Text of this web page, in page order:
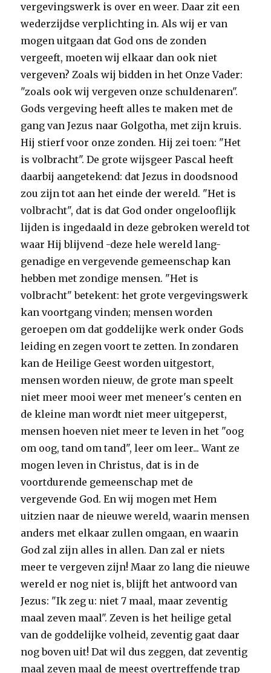
vergevingswerk is over en weer. Daar zit een
wederzijdse verplichting in. Als wij er van
mogen uitgaan dat God ons de zonden
vergeeft, moeten wij elkaar dan ook niet
vergeven? Zoals wij bidden in het Onze Vader:
"zoals ook wij vergeven onze schuldenaren".
Gods vergeving heeft alles te maken met de
gang van Jezus naar Golgotha, met zijn kruis.
Hij stierf voor onze zonden. Hij zei toen: "Het
is volbracht". De grote wijsgeer Pascal heeft
daarbij aangetekend: dat Jezus in doodsnood
zou zijn tot aan het einde der wereld. "Het is
volbracht", dat is dat God onder ongelooflijk
lijden is ingedaald in deze gebroken wereld tot
waar Hij blijvend -deze hele wereld lang-
genadige en vergevende gemeenschap kan
hebben met zondige mensen. "Het is
volbracht" betekent: het grote vergevingswerk
kan voortgang vinden; mensen worden
geroepen om dat goddelijke werk onder Gods
leiding en zegen voort te zetten. In zondaren
kan de Heilige Geest worden uitgestort,
mensen worden nieuw, de grote man speelt
niet meer mooi weer met meneer's centen en
de kleine man wordt niet meer uitgeperst,
mensen hoeven niet meer te leven in het "oog
om oog, tand om tand", leer om leer... Want ze
mogen leven in Christus, dat is in de
voortdurende gemeenschap met de
vergevende God. En wij mogen met Hem
uitzien naar de nieuwe wereld, waarin mensen
anders met elkaar zullen omgaan, en waarin
God zal zijn alles in allen. Dan zal er niets
meer te vergeven zijn! Maar zo lang die nieuwe
wereld er nog niet is, blijft het antwoord van
Jezus: "Ik zeg u: niet 7 maal, maar zeventig
maal zeven maal". Zeven is het heilige getal
van de goddelijke volheid, zeventig gaat daar
nog boven uit! Dat wil dus zeggen, dat zeventig
maal zeven maal de meest overtreffende trap